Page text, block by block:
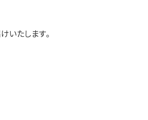
いたします。